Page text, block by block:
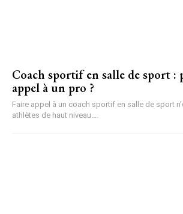
Coach sportif en salle de sport
appel à un pro ?
Faire appel à un coach sportif en salle de sport
athlètes de haut niveau....